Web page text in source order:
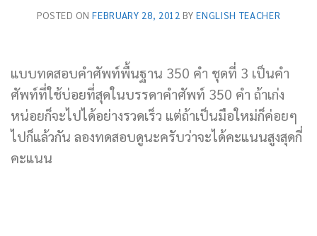
POSTED ONFEBRUARY 28, 2012 BYENGLISH TEACHER
แบบทดสอบคำศัพท์พื้นฐาน 350 คำ ชุดที่ 3 เป็นคำ
ศัพท์ที่ใช้บ่อยที่สุดในบรรดาคำศัพท์ 350 คำ ถ้าเก่ง
หน่อยก็จะไปได้อย่างรวดเร็ว แต่ถ้าเป็นมือใหม่ก็ค่อยๆ
ไปก็แล้วกัน ลองทดสอบดูนะครับว่าจะได้คะแนนสูงสุดกี่
คะแนน